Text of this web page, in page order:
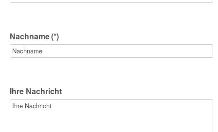
Nachname(*)
Ihre Nachricht